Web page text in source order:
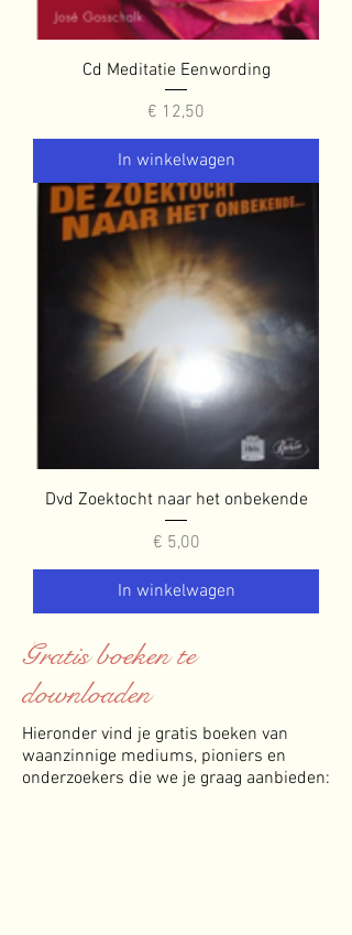
Cd Meditatie Eenwording
Prijs
€ 12,50
In winkelwagen
Dvd Zoektocht naar het onbekende
Prijs
€ 5,00
In winkelwagen
Gratis boeken te
downloaden
Hieronder vind je gratis boeken van
waanzinnige mediums, pioniers en
onderzoekers die we je graag aanbieden: